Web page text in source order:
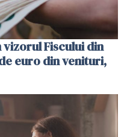
Fiscului din
euro din venituri,